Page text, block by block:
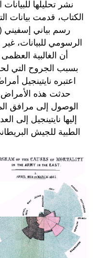
الكتاب، قدمت بيانات
رسم بياني إسفيني
الرسومي للبيانات،
أن الغالبية
بسبب الجروح التي
اعتبره نايتينجيل
حدثت هذه
الوصول إلى مرافق
إليها نايتينجيل إلى
الطبية للجيش